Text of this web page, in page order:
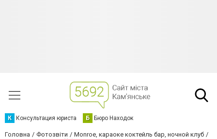
К Консультация юриста Б Бюро Находок
Головна Фотозвіти
Monroe, караоке коктейль бар, ночной клуб